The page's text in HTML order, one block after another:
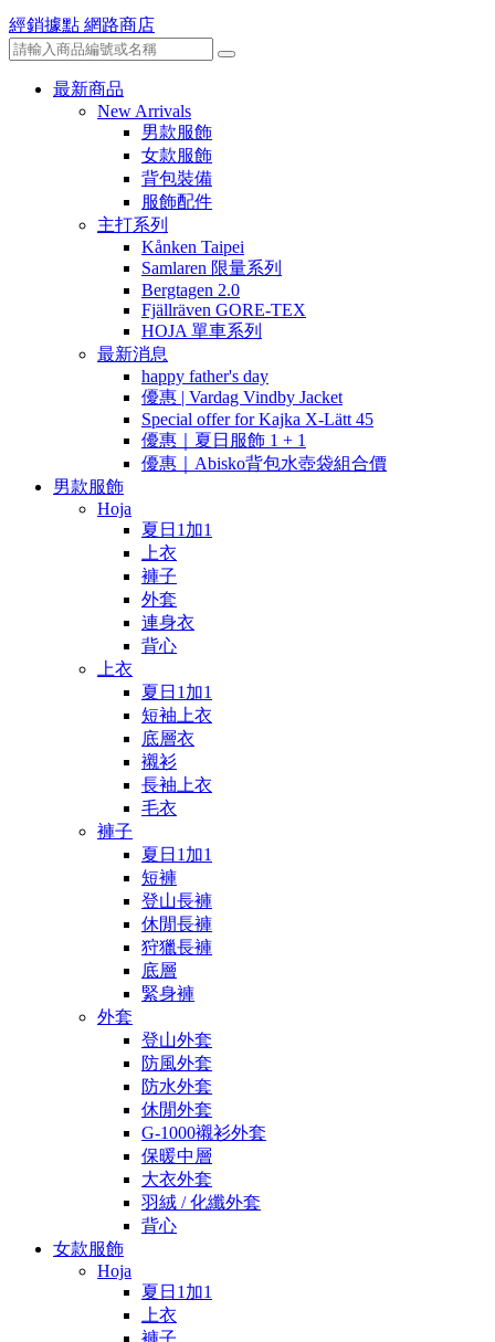
經銷據點 網路商店
最新商品
New Arrivals
男款服飾
女款服飾
背包裝備
服飾配件
主打系列
Kånken Taipei
Samlaren 限量系列
Bergtagen 2.0
Fjällräven GORE-TEX
HOJA 單車系列
最新消息
happy father's day
優惠 | Vardag Vindby Jacket
Special offer for Kajka X-Lätt 45
優惠｜夏日服飾 1 + 1
優惠｜Abisko背包水壺袋組合價
男款服飾
Hoja
夏日1加1
上衣
褲子
外套
連身衣
背心
上衣
夏日1加1
短袖上衣
底層衣
襯衫
長袖上衣
毛衣
褲子
夏日1加1
短褲
登山長褲
休閒長褲
狩獵長褲
底層
緊身褲
外套
登山外套
防風外套
防水外套
休閒外套
G-1000襯衫外套
保暖中層
大衣外套
羽絨 / 化纖外套
背心
女款服飾
Hoja
夏日1加1
上衣
褲子